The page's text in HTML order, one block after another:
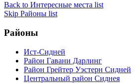
Back to Интересные места list
Skip Районы list
Районы
Ист-Сидней
Район Гавани Дарлинг
Район Грейтер Уэстерн Сидней
Центральный район Сиднея